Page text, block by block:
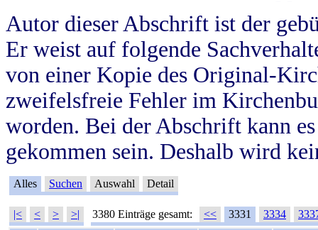
Autor dieser Abschrift ist der
Er weist auf folgende
von einer Kopie des Original-
zweifelsfreie Fehler im
worden. Bei der Abschrift kann
gekommen sein. Deshalb wird
Alles Suchen Auswahl Detail
|< < > >| 3380 Einträge gesamt: << 3331 3334